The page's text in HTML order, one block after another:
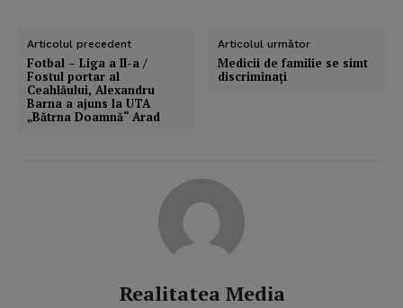
Articolul precedent
Fotbal – Liga a II-a /
Fostul portar al
Ceahlăului, Alexandru
Barna a ajuns la UTA
„Bătrna Doamnă“ Arad
Articolul următor
Medicii de familie se simt
discriminaţi
Realitatea Media